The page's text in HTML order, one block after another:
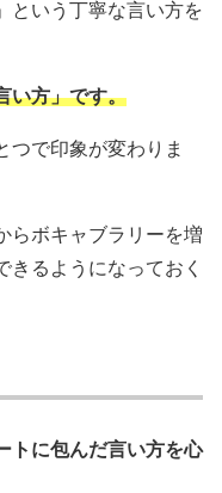
という丁寧な言い方を
い方」です。
つで印象が変わりま
らボキャブラリーを増
るようになっておく
トに包んだ言い方を心